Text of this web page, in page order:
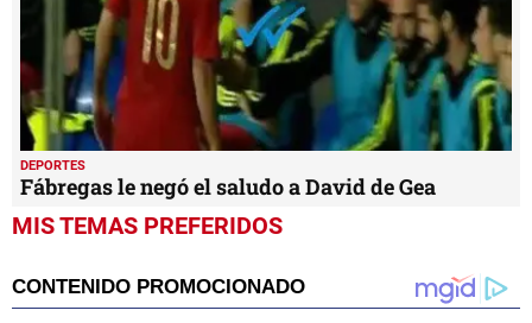
DEPORTES
Fábregas le negó el saludo a David de Gea
MIS TEMAS PREFERIDOS